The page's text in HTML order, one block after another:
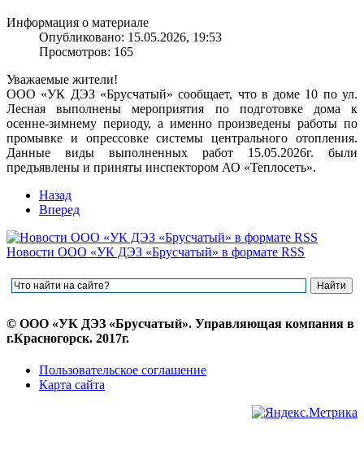
Информация о материале
Опубликовано: 15.05.2026, 19:53
Просмотров: 165
Уважаемые жители!
ООО «УК ДЭЗ «Брусчатый» сообщает, что в доме 10 по ул.
Лесная выполнены мероприятия по подготовке дома к
осенне-зимнему периоду, а именно произведены работы по
промывке и опрессовке системы центрального отопления.
Данные виды выполненных работ 15.05.2026г. были
предъявлены и приняты инспектором АО «Теплосеть».
Назад
Вперед
Новости ООО «УК ДЭЗ «Брусчатый» в формате RSS
© ООО «УК ДЭЗ «Брусчатый». Управляющая компания в
г.Красногорск. 2017г.
Пользовательское соглашение
Карта сайта